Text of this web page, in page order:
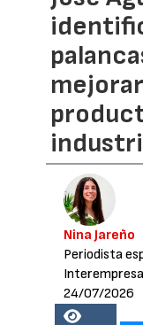
Nina Jareño
Periodista
24/07/2026